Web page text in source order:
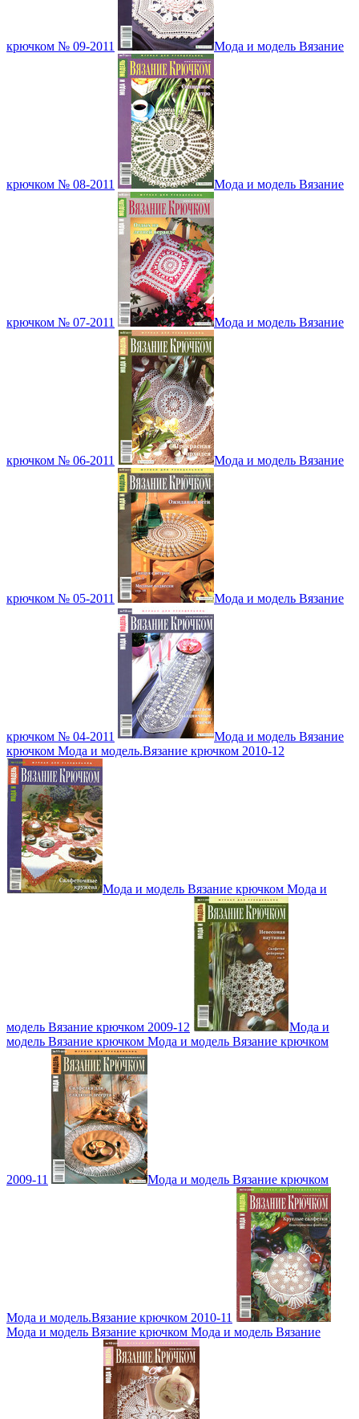
крючком № 09-2011 Мода и модель Вязание
крючком № 08-2011 Мода и модель Вязание
крючком № 07-2011 Мода и модель Вязание
крючком № 06-2011 Мода и модель Вязание
крючком № 05-2011 Мода и модель Вязание
крючком № 04-2011
Мода и модель Вязание
крючком Мода и модель.Вязание крючком 2010-12
Мода и модель Вязание крючком Мода и
модель Вязание крючком 2009-12
Мода и
модель Вязание крючком Мода и модель Вязание крючком
2009-11 Мода и модель Вязание крючком
Мода и модель.Вязание крючком 2010-11
Мода и модель Вязание крючком Мода и модель Вязание